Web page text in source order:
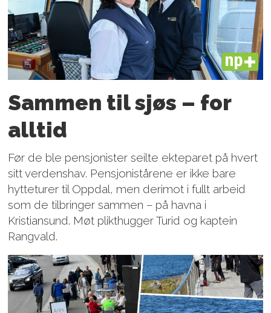
PLUS
Sammen til sjøs – for
alltid
Før de ble pensjonister seilte ekteparet på hvert
sitt verdenshav. Pensjonistårene er ikke bare
hytteturer til Oppdal, men derimot i fullt arbeid
som de tilbringer sammen – på havna i
Kristiansund. Møt plikthugger Turid og kaptein
Rangvald.